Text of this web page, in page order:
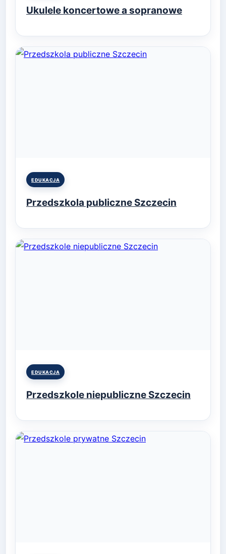
Ukulele koncertowe a sopranowe
Posted
EDUKACJA
Przedszkola publiczne Szczecin
Posted
EDUKACJA
Przedszkole niepubliczne Szczecin